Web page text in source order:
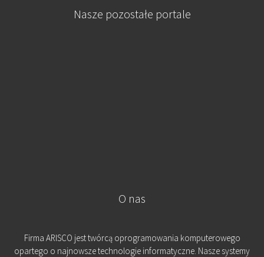
Nasze pozostałe portale
O nas
Firma ARISCO jest twórcą oprogramowania komputerowego
opartego o najnowsze technologie informatyczne. Nasze systemy